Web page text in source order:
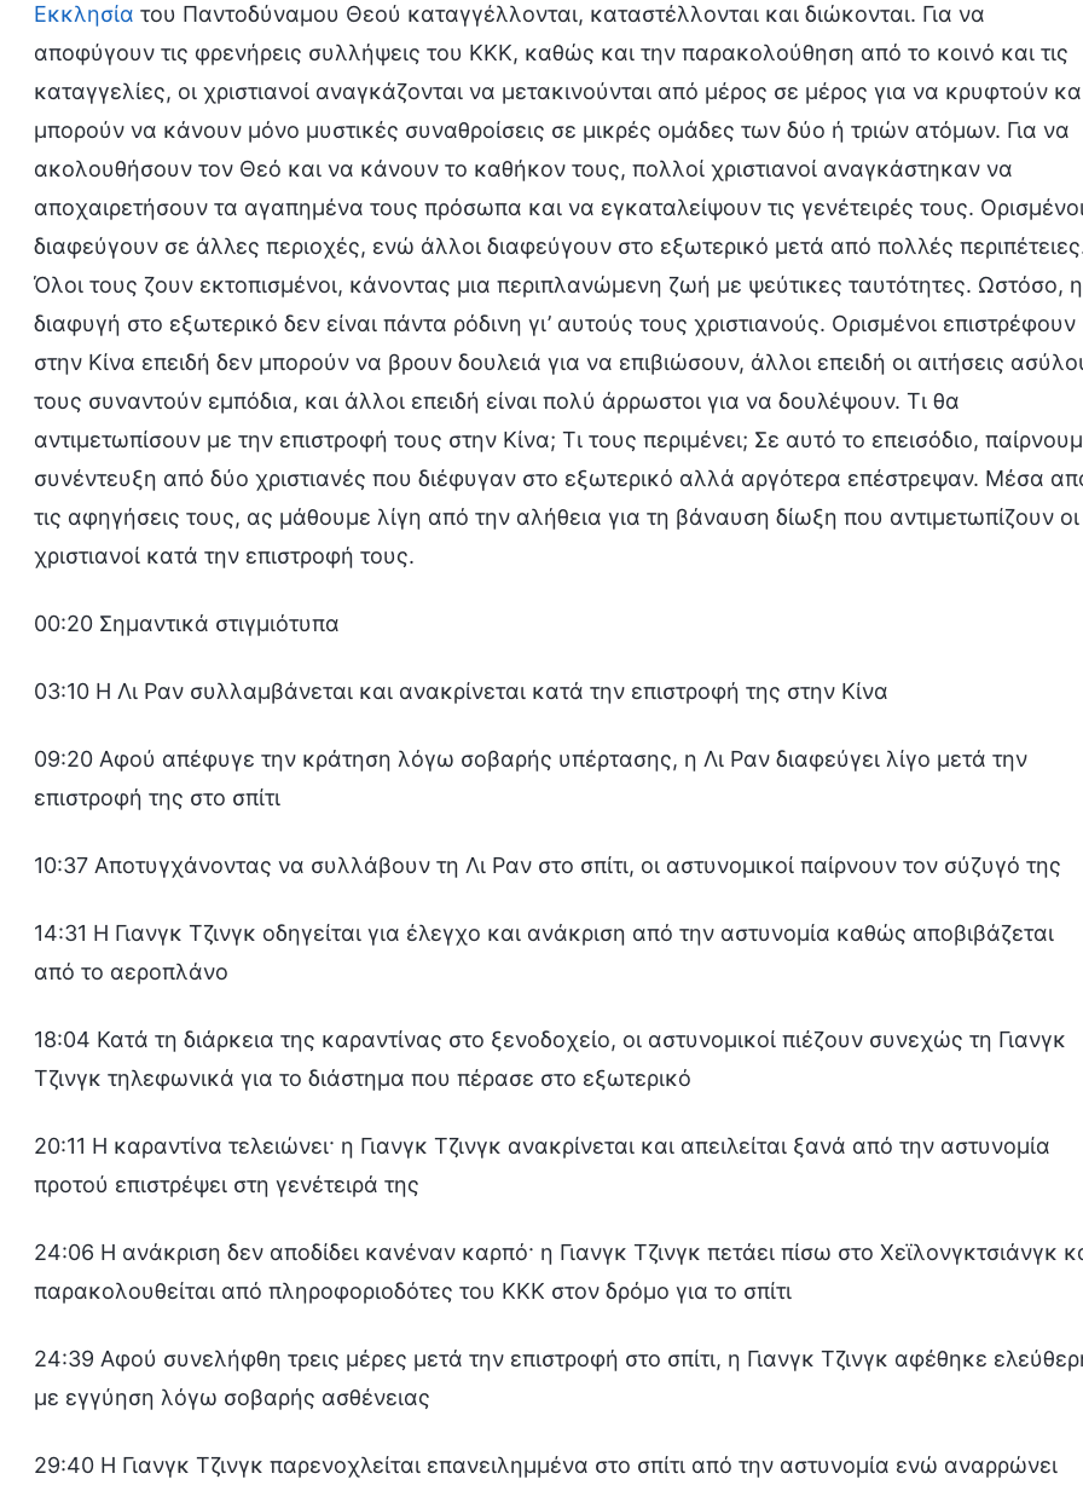
Εκκλησία του Παντοδύναμου Θεού καταγγέλλονται, καταστέλλονται και διώκονται. Για να
αποφύγουν τις φρενήρεις συλλήψεις του ΚΚΚ, καθώς και την παρακολούθηση από το κοινό και τις
καταγγελίες, οι χριστιανοί αναγκάζονται να μετακινούνται από μέρος σε μέρος για να κρυφτούν
μπορούν να κάνουν μόνο μυστικές συναθροίσεις σε μικρές ομάδες των δύο ή τριών ατόμων. Για να
ακολουθήσουν τον Θεό και να κάνουν το καθήκον τους, πολλοί χριστιανοί αναγκάστηκαν να
αποχαιρετήσουν τα αγαπημένα τους πρόσωπα και να εγκαταλείψουν τις γενέτειρές τους.
διαφεύγουν σε άλλες περιοχές, ενώ άλλοι διαφεύγουν στο εξωτερικό μετά από πολλές
Όλοι τους ζουν εκτοπισμένοι, κάνοντας μια περιπλανώμενη ζωή με ψεύτικες ταυτότητες. Ωστόσο, η
διαφυγή στο εξωτερικό δεν είναι πάντα ρόδινη γι’ αυτούς τους χριστιανούς. Ορισμένοι επιστρέφουν
στην Κίνα επειδή δεν μπορούν να βρουν δουλειά για να επιβιώσουν, άλλοι επειδή οι αιτήσεις
τους συναντούν εμπόδια, και άλλοι επειδή είναι πολύ άρρωστοι για να δουλέψουν. Τι θα
αντιμετωπίσουν με την επιστροφή τους στην Κίνα; Τι τους περιμένει; Σε αυτό το επεισόδιο,
συνέντευξη από δύο χριστιανές που διέφυγαν στο εξωτερικό αλλά αργότερα επέστρεψαν. Μέσα
τις αφηγήσεις τους, ας μάθουμε λίγη από την αλήθεια για τη βάναυση δίωξη που αντιμετωπίζουν οι
χριστιανοί κατά την επιστροφή τους.
00:20 Σημαντικά στιγμιότυπα
03:10 Η Λι Ραν συλλαμβάνεται και ανακρίνεται κατά την επιστροφή της στην Κίνα
09:20 Αφού απέφυγε την κράτηση λόγω σοβαρής υπέρτασης, η Λι Ραν διαφεύγει λίγο μετά την
επιστροφή της στο σπίτι
10:37 Αποτυγχάνοντας να συλλάβουν τη Λι Ραν στο σπίτι, οι αστυνομικοί παίρνουν τον σύζυγό της
14:31 Η Γιανγκ Τζινγκ οδηγείται για έλεγχο και ανάκριση από την αστυνομία καθώς αποβιβάζεται
από το αεροπλάνο
18:04 Κατά τη διάρκεια της καραντίνας στο ξενοδοχείο, οι αστυνομικοί πιέζουν συνεχώς τη Γιανγκ
Τζινγκ τηλεφωνικά για το διάστημα που πέρασε στο εξωτερικό
20:11 Η καραντίνα τελειώνει· η Γιανγκ Τζινγκ ανακρίνεται και απειλείται ξανά από την αστυνομία
προτού επιστρέψει στη γενέτειρά της
24:06 Η ανάκριση δεν αποδίδει κανέναν καρπό· η Γιανγκ Τζινγκ πετάει πίσω στο Χεϊλονγκτσιάνγκ
παρακολουθείται από πληροφοριοδότες του ΚΚΚ στον δρόμο για το σπίτι
24:39 Αφού συνελήφθη τρεις μέρες μετά την επιστροφή στο σπίτι, η Γιανγκ Τζινγκ αφέθηκε
με εγγύηση λόγω σοβαρής ασθένειας
29:40 Η Γιανγκ Τζινγκ παρενοχλείται επανειλημμένα στο σπίτι από την αστυνομία ενώ αναρρώνει